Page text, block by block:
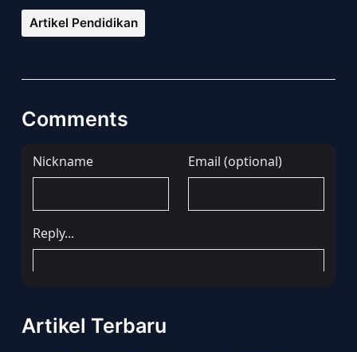
Artikel Pendidikan
Comments
Artikel Terbaru